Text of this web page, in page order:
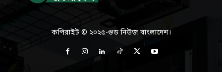
কপিরাইট © ২০২৫-গুড নিউজ বাংলাদেশ।